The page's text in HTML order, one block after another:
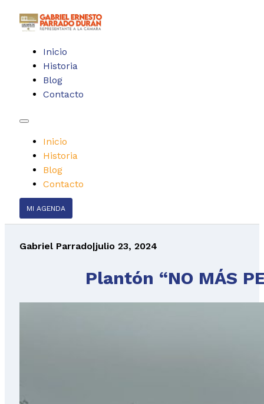
Inicio
Historia
Blog
Contacto
Inicio
Historia
Blog
Contacto
MI AGENDA
Gabriel Parrado|julio 23, 2024
Plantón “NO MÁS